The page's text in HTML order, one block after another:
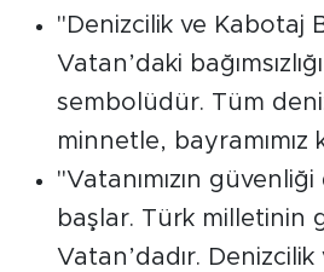
"Denizcilik ve Kabotaj
Vatan’daki
sembolüdür. Tüm
minnetle,
"Vatanımızın
başlar. Türk milletinin
Vatan’dadır.